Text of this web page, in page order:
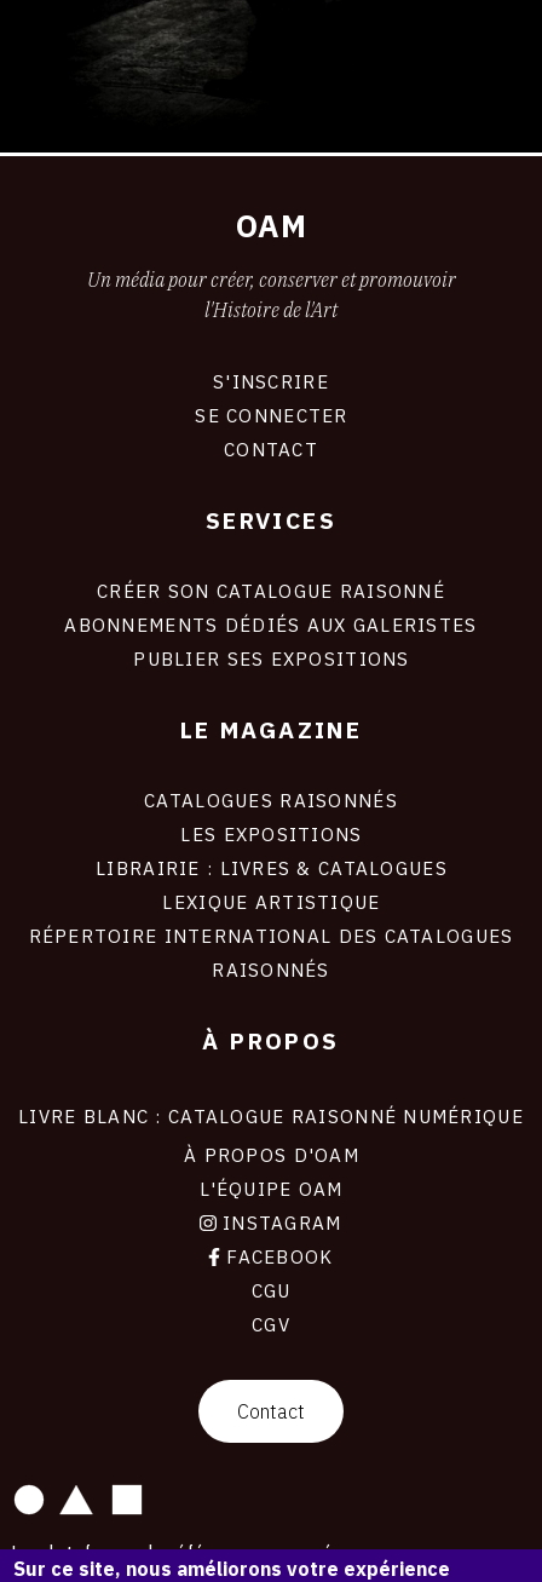
OAM
Un média pour créer, conserver et promouvoir
l'Histoire de l'Art
S'INSCRIRE
SE CONNECTER
CONTACT
SERVICES
CRÉER SON CATALOGUE RAISONNÉ
ABONNEMENTS DÉDIÉS AUX GALERISTES
PUBLIER SES EXPOSITIONS
LE MAGAZINE
CATALOGUES RAISONNÉS
LES EXPOSITIONS
LIBRAIRIE : LIVRES & CATALOGUES
LEXIQUE ARTISTIQUE
RÉPERTOIRE INTERNATIONAL DES CATALOGUES
RAISONNÉS
À PROPOS
LIVRE BLANC : CATALOGUE RAISONNÉ NUMÉRIQUE
À PROPOS D'OAM
L'ÉQUIPE OAM
INSTAGRAM
FACEBOOK
CGU
CGV
Contact
La plateforme de référence pour créer,
conserver et promouvoir l'Histoire de l'Art.
Sur ce site, nous améliorons votre expérience